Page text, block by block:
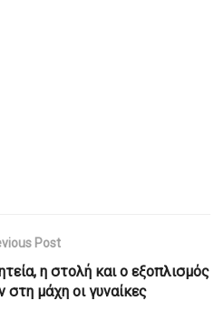
Post
η στολή και ο εξοπλισμός
στη μάχη οι γυναίκες